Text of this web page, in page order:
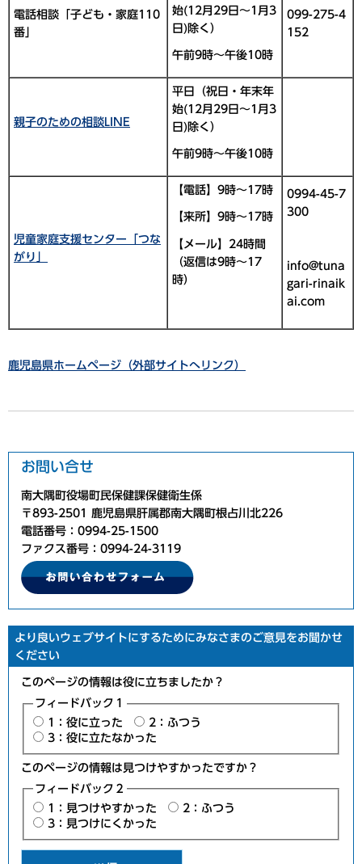
電話相談「子ども・家庭110
番」
始(12月29日～1月3
日)除く）
午前9時～午後10時
099-275-4
152
親子のための相談LINE
平日（祝日・年末年
始(12月29日～1月3
日)除く）
午前9時～午後10時
児童家庭支援センター「つな
がり」
【電話】9時～17時
【来所】9時～17時
【メール】24時間
（返信は9時～17
時）
0994-45-7
300
info@tuna
gari-rinaik
ai.com
鹿児島県ホームページ（外部サイトへリンク）
お問い合せ
南大隅町役場町民保健課保健衛生係
〒893-2501 鹿児島県肝属郡南大隅町根占川北226
電話番号：0994-25-1500
ファクス番号：0994-24-3119
より良いウェブサイトにするためにみなさまのご意見をお聞かせ
ください
このページの情報は役に立ちましたか？
フィードバック１
1：役に立った
2：ふつう
3：役に立たなかった
このページの情報は見つけやすかったですか？
フィードバック２
1：見つけやすかった
2：ふつう
3：見つけにくかった